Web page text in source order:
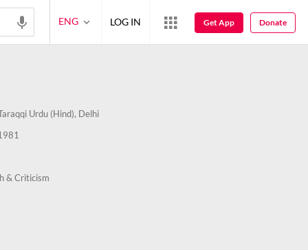
Urdu (Hind), Delhi
& Criticism
ENG LOG IN Get App Donate